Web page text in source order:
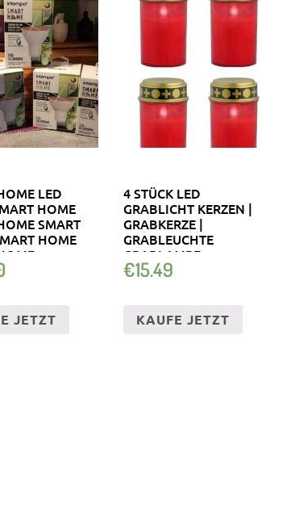
LED
HOME
SMART
HOME
JETZT
4 STÜCK LED
GRABLICHT KERZEN |
GRABKERZE |
GRABLEUCHTE
GRABLAMPE
FRIEDHOFSKERZE
€15.49
KAUFE JETZT